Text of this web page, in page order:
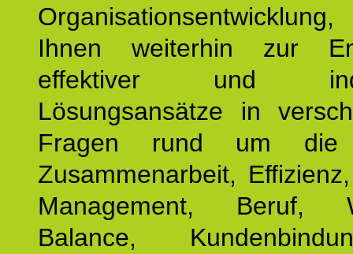
Ihnen weiterhin zur
effektiver und
Lösungsansätze in
Fragen rund um die
Zusammenarbeit,
Management, Beruf,
Balance,